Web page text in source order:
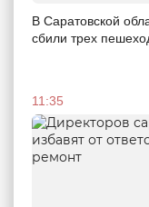
В Саратовской
сбили трех
11:35